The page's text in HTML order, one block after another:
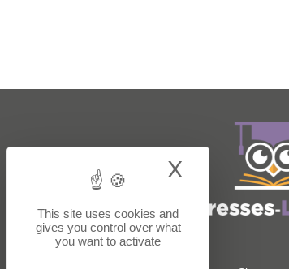
This site uses cookies and
gives you control over what
you want to activate
X Hide